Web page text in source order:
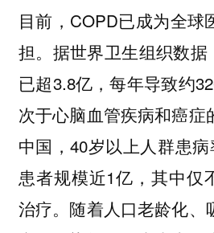
目前，COPD已成为全球
担。据世界卫生组织数
已超3.8亿，每年导致约
次于心脑血管疾病和癌症
中国，40岁以上人群患
患者规模近1亿，其中仅
治疗。随着人口老龄化、